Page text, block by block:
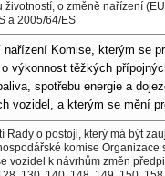
životností, o změně nařízení
a 2005/64/ES
nařízení Komise, kterým se
výkonnost těžkých
spotřebu energie a
vozidel, a kterým se mění
Rady o postoji, který má být
komise
vozidel k návrhům změn